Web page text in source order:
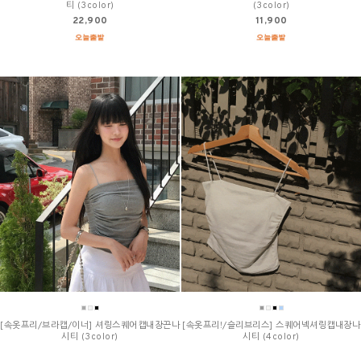
티 (3color)
22,900
(3color)
11,900
[속옷프리/브라캡/이너] 셔링스퀘어캡내장끈나
시티 (3color)
[속옷프리!/슬리브리스] 스퀘어넥셔링캡내장나
시티 (4color)